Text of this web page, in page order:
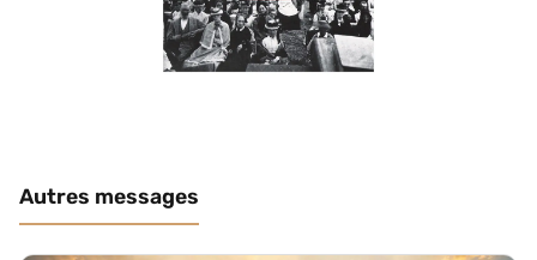
Autres messages